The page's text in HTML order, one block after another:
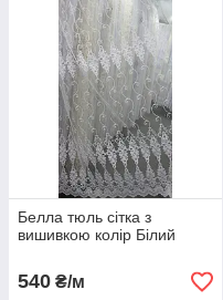
Белла тюль сітка з
вишивкою колір Білий
540 ₴/м